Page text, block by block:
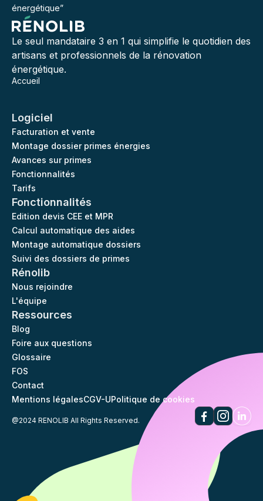
énergétique”
Le seul mandataire 3 en 1 qui simplifie le quotidien des
artisans et professionnels de la rénovation
énergétique.
Accueil
Logiciel
Facturation et vente
Montage dossier primes énergies
Avances sur primes
Fonctionnalités
Tarifs
Fonctionnalités
Edition devis CEE et MPR
Calcul automatique des aides
Montage automatique dossiers
Suivi des dossiers de primes
Rénolib
Nous rejoindre
L'équipe
Ressources
Blog
Foire aux questions
Glossaire
FOS
Contact
Mentions légalesCGV-UPolitique de cookies
@2024 RENOLIB All Rights Reserved.